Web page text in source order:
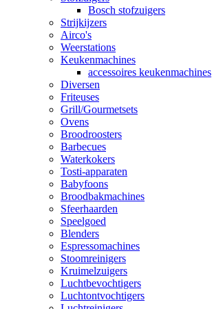
Bosch stofzuigers
Strijkijzers
Airco's
Weerstations
Keukenmachines
accessoires keukenmachines
Diversen
Friteuses
Grill/Gourmetsets
Ovens
Broodroosters
Barbecues
Waterkokers
Tosti-apparaten
Babyfoons
Broodbakmachines
Sfeerhaarden
Speelgoed
Blenders
Espressomachines
Stoomreinigers
Kruimelzuigers
Luchtbevochtigers
Luchtontvochtigers